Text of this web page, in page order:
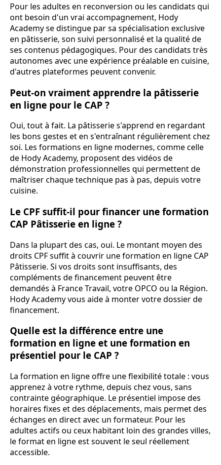
Pour les adultes en reconversion ou les candidats qui
ont besoin d'un vrai accompagnement, Hody
Academy se distingue par sa spécialisation exclusive
en pâtisserie, son suivi personnalisé et la qualité de
ses contenus pédagogiques. Pour des candidats très
autonomes avec une expérience préalable en cuisine,
d'autres plateformes peuvent convenir.
Peut-on vraiment apprendre la pâtisserie
en ligne pour le CAP ?
Oui, tout à fait. La pâtisserie s'apprend en regardant
les bons gestes et en s'entraînant régulièrement chez
soi. Les formations en ligne modernes, comme celle
de Hody Academy, proposent des vidéos de
démonstration professionnelles qui permettent de
maîtriser chaque technique pas à pas, depuis votre
cuisine.
Le CPF suffit-il pour financer une formation
CAP Pâtisserie en ligne ?
Dans la plupart des cas, oui. Le montant moyen des
droits CPF suffit à couvrir une formation en ligne CAP
Pâtisserie. Si vos droits sont insuffisants, des
compléments de financement peuvent être
demandés à France Travail, votre OPCO ou la Région.
Hody Academy vous aide à monter votre dossier de
financement.
Quelle est la différence entre une
formation en ligne et une formation en
présentiel pour le CAP ?
La formation en ligne offre une flexibilité totale : vous
apprenez à votre rythme, depuis chez vous, sans
contrainte géographique. Le présentiel impose des
horaires fixes et des déplacements, mais permet des
échanges en direct avec un formateur. Pour les
adultes actifs ou ceux habitant loin des grandes villes,
le format en ligne est souvent le seul réellement
accessible.